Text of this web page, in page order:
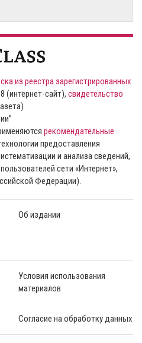
из реестра зарегистрированных
(интернет-сайт), свидетельство
рекомендательные
предоставления
и анализа сведений,
сети «Интернет»,
Федерации).
Об издании
Условия использования
материалов
Согласие на обработку данных